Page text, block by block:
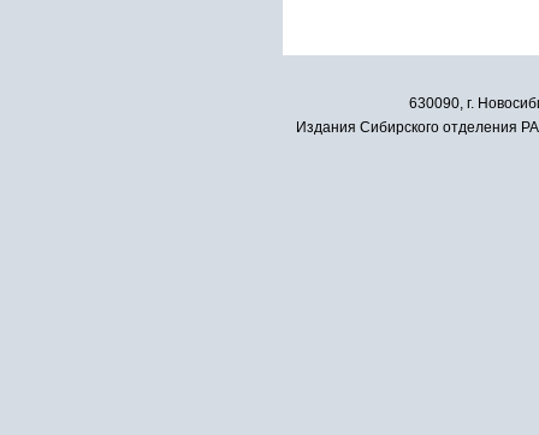
630090, г.
Издания Сибирского отделения